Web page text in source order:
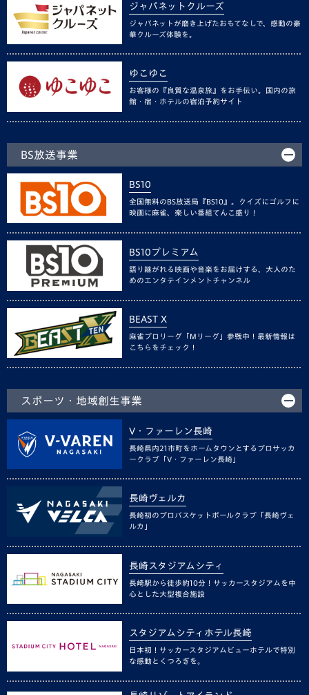
ジャパネットクルーズ
ジャパネットが磨き上げたおもてなしで、感動の豪
華クルーズ体験を。
ゆこゆこ
お客様の『良質な温泉旅』をお手伝い。国内の旅
館・宿・ホテルの宿泊予約サイト
BS放送事業
BS10
全国無料のBS放送局『BS10』。クイズにゴルフに
映画に麻雀、楽しい番組てんこ盛り！
BS10プレミアム
語り継がれる映画や音楽をお届けする、大人のた
めのエンタテインメントチャンネル
BEAST X
麻雀プロリーグ「Mリーグ」参戦中！最新情報は
こちらをチェック！
スポーツ・地域創生事業
V・ファーレン長崎
長崎県内21市町をホームタウンとするプロサッカ
ークラブ「V・ファーレン長崎」
長崎ヴェルカ
長崎初のプロバスケットボールクラブ「長崎ヴェ
ルカ」
長崎スタジアムシティ
長崎駅から徒歩約10分！サッカースタジアムを中
心とした大型複合施設
スタジアムシティホテル長崎
日本初！サッカースタジアムビューホテルで特別
な感動とくつろぎを。